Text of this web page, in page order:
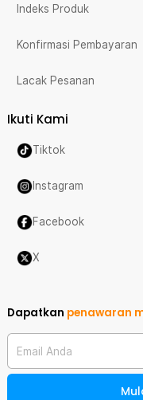
Indeks Produk
Konfirmasi Pembayaran
Lacak Pesanan
Ikuti Kami
Tiktok
Instagram
Facebook
X
Dapatkan penawaran
Email Anda